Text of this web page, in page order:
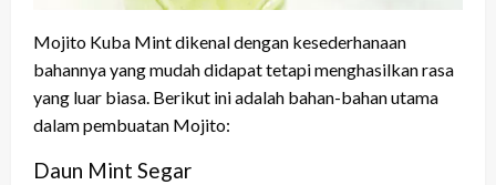
Mojito Kuba Mint dikenal dengan kesederhanaan
bahannya yang mudah didapat tetapi menghasilkan rasa
yang luar biasa. Berikut ini adalah bahan-bahan utama
dalam pembuatan Mojito:
Daun Mint Segar